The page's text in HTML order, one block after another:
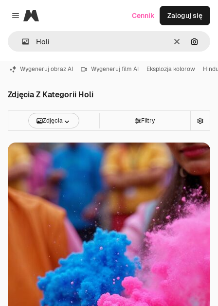
Close menu
Magnific
WyczyśćSzukaj
Cennik Zaloguj się
Wygeneruj obraz AI Wygeneruj film AI Eksplozja kolorow
Zdjęcia Z Kategorii Holi
Zdjęcia Filtry